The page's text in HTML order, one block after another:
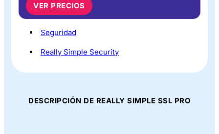
VER PRECIOS
Seguridad
Really Simple Security
DESCRIPCIÓN DE REALLY SIMPLE SSL PRO